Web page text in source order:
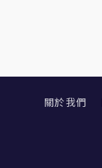
關於我們